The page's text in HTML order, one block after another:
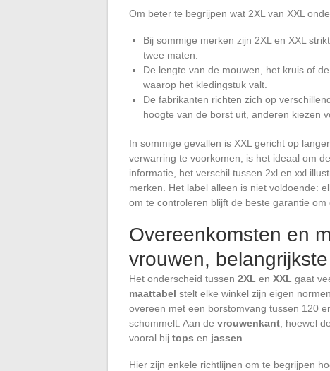
Om beter te begrijpen wat 2XL van XXL
Bij sommige merken zijn 2XL en XXL
twee maten.
De lengte van de mouwen, het kruis of
waarop het kledingstuk valt.
De fabrikanten richten zich op
hoogte van de borst uit, anderen kiezen
In sommige gevallen is XXL gericht op
verwarring te voorkomen, is het ideaal om
informatie, het verschil tussen 2xl en xxl
merken. Het label alleen is niet voldoende:
om te controleren blijft de beste garantie
Overeenkomsten en
vrouwen,
Het onderscheid tussen 2XL en XXL gaat
maattabel stelt elke winkel zijn eigen
overeen met een borstomvang tussen 120
schommelt. Aan de vrouwenkant , hoewel
vooral bij tops en jassen
Hier zijn enkele richtlijnen om te begrijpen